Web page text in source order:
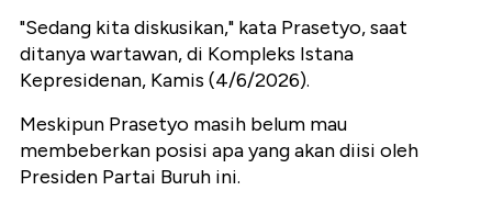
"Sedang kita diskusikan," kata Prasetyo, saat
ditanya wartawan, di Kompleks Istana
Kepresidenan, Kamis (4/6/2026).
Meskipun Prasetyo masih belum mau
membeberkan posisi apa yang akan diisi oleh
Presiden Partai Buruh ini.